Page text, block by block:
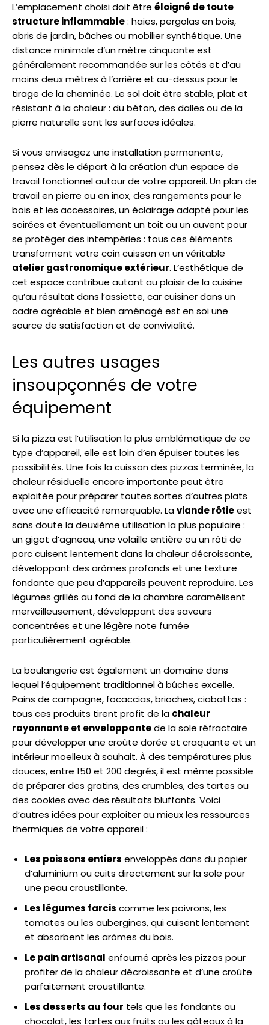
L’emplacement choisi doit être éloigné de toute
structure inflammable: haies, pergolas en bois,
abris de jardin, bâches ou mobilier synthétique. Une
distance minimale d’un mètre cinquante est
généralement recommandée sur les côtés et d’au
moins deux mètres à l’arrière et au-dessus pour le
tirage de la cheminée. Le sol doit être stable, plat et
résistant à la chaleur : du béton, des dalles ou de la
pierre naturelle sont les surfaces idéales.
Si vous envisagez une installation permanente,
pensez dès le départ à la création d’un espace de
travail fonctionnel autour de votre appareil. Un plan de
travail en pierre ou en inox, des rangements pour le
bois et les accessoires, un éclairage adapté pour les
soirées et éventuellement un toit ou un auvent pour
se protéger des intempéries : tous ces éléments
transforment votre coin cuisson en un véritable
atelier gastronomique extérieur. L’esthétique de
cet espace contribue autant au plaisir de la cuisine
qu’au résultat dans l’assiette, car cuisiner dans un
cadre agréable et bien aménagé est en soi une
source de satisfaction et de convivialité.
Les autres usages
insoupçonnés de votre
équipement
Si la pizza est l’utilisation la plus emblématique de ce
type d’appareil, elle est loin d’en épuiser toutes les
possibilités. Une fois la cuisson des pizzas terminée, la
chaleur résiduelle encore importante peut être
exploitée pour préparer toutes sortes d’autres plats
avec une efficacité remarquable. Laviande rôtieest
sans doute la deuxième utilisation la plus populaire :
un gigot d’agneau, une volaille entière ou un rôti de
porc cuisent lentement dans la chaleur décroissante,
développant des arômes profonds et une texture
fondante que peu d’appareils peuvent reproduire. Les
légumes grillés au fond de la chambre caramélisent
merveilleusement, développant des saveurs
concentrées et une légère note fumée
particulièrement agréable.
La boulangerie est également un domaine dans
lequel l’équipement traditionnel à bûches excelle.
Pains de campagne, focaccias, brioches, ciabattas :
tous ces produits tirent profit de la chaleur
rayonnante et enveloppantede la sole réfractaire
pour développer une croûte dorée et craquante et un
intérieur moelleux à souhait. À des températures plus
douces, entre 150 et 200 degrés, il est même possible
de préparer des gratins, des crumbles, des tartes ou
des cookies avec des résultats bluffants. Voici
d’autres idées pour exploiter au mieux les ressources
thermiques de votre appareil :
Les poissons entiers enveloppés dans du papier
d’aluminium ou cuits directement sur la sole pour
une peau croustillante.
Les légumes farcis comme les poivrons, les
tomates ou les aubergines, qui cuisent lentement
et absorbent les arômes du bois.
Le pain artisanal enfourné après les pizzas pour
profiter de la chaleur décroissante et d’une croûte
parfaitement croustillante.
Les desserts au four tels que les fondants au
chocolat, les tartes aux fruits ou les gâteaux à la